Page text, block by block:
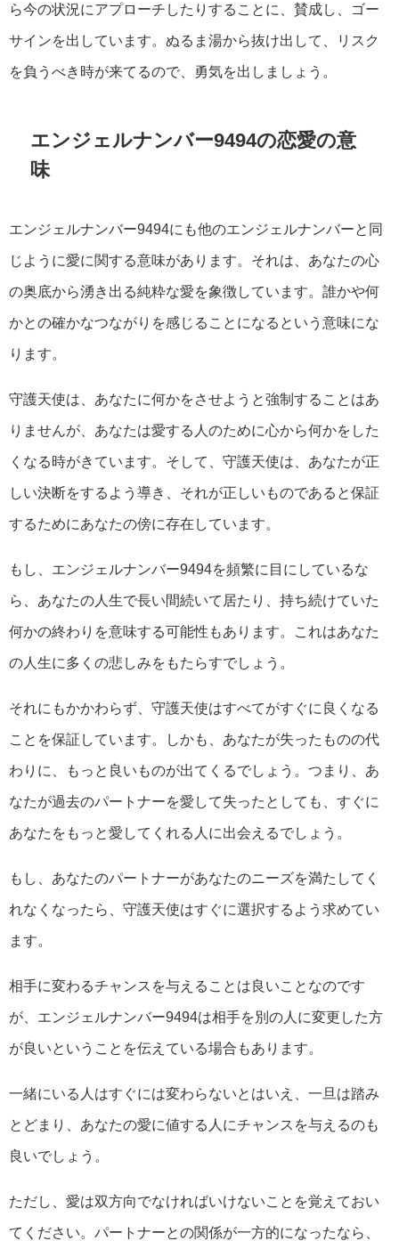
ら今の状況にアプローチしたりすることに、賛成し、ゴー
サインを出しています。ぬるま湯から抜け出して、リスク
を負うべき時が来てるので、勇気を出しましょう。
エンジェルナンバー9494の恋愛の意
味
エンジェルナンバー9494にも他のエンジェルナンバーと同
じように愛に関する意味があります。それは、あなたの心
の奥底から湧き出る純粋な愛を象徴しています。誰かや何
かとの確かなつながりを感じることになるという意味にな
ります。
守護天使は、あなたに何かをさせようと強制することはあ
りませんが、あなたは愛する人のために心から何かをした
くなる時がきています。そして、守護天使は、あなたが正
しい決断をするよう導き、それが正しいものであると保証
するためにあなたの傍に存在しています。
もし、エンジェルナンバー9494を頻繁に目にしているな
ら、あなたの人生で長い間続いて居たり、持ち続けていた
何かの終わりを意味する可能性もあります。これはあなた
の人生に多くの悲しみをもたらすでしょう。
それにもかかわらず、守護天使はすべてがすぐに良くなる
ことを保証しています。しかも、あなたが失ったものの代
わりに、もっと良いものが出てくるでしょう。つまり、あ
なたが過去のパートナーを愛して失ったとしても、すぐに
あなたをもっと愛してくれる人に出会えるでしょう。
もし、あなたのパートナーがあなたのニーズを満たしてく
れなくなったら、守護天使はすぐに選択するよう求めてい
ます。
相手に変わるチャンスを与えることは良いことなのです
が、エンジェルナンバー9494は相手を別の人に変更した方
が良いということを伝えている場合もあります。
一緒にいる人はすぐには変わらないとはいえ、一旦は踏み
とどまり、あなたの愛に値する人にチャンスを与えるのも
良いでしょう。
ただし、愛は双方向でなければいけないことを覚えておい
てください。パートナーとの関係が一方的になったなら、